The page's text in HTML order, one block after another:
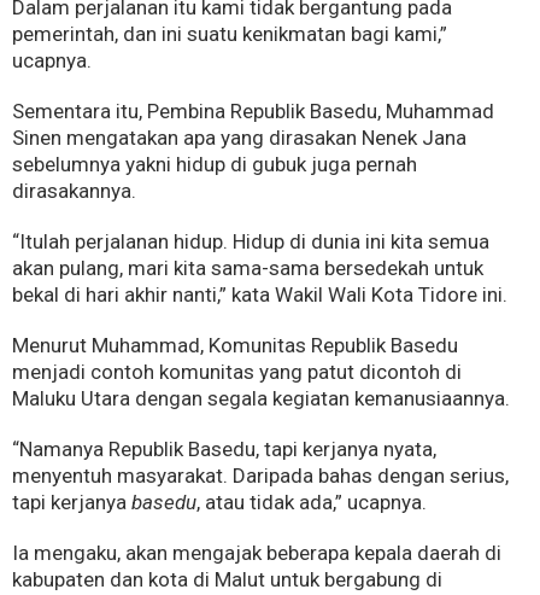
Dalam perjalanan itu kami tidak bergantung pada
pemerintah, dan ini suatu kenikmatan bagi kami,”
ucapnya.
Sementara itu, Pembina Republik Basedu, Muhammad
Sinen mengatakan apa yang dirasakan Nenek Jana
sebelumnya yakni hidup di gubuk juga pernah
dirasakannya.
“Itulah perjalanan hidup. Hidup di dunia ini kita semua
akan pulang, mari kita sama-sama bersedekah untuk
bekal di hari akhir nanti,” kata Wakil Wali Kota Tidore ini.
Menurut Muhammad, Komunitas Republik Basedu
menjadi contoh komunitas yang patut dicontoh di
Maluku Utara dengan segala kegiatan kemanusiaannya.
“Namanya Republik Basedu, tapi kerjanya nyata,
menyentuh masyarakat. Daripada bahas dengan serius,
tapi kerjanya basedu, atau tidak ada,” ucapnya.
Ia mengaku, akan mengajak beberapa kepala daerah di
kabupaten dan kota di Malut untuk bergabung di